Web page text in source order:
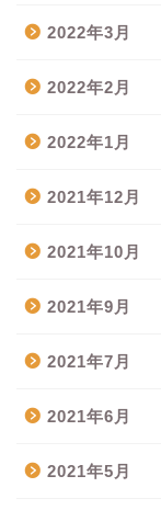
2022年3月
2022年2月
2022年1月
2021年12月
2021年10月
2021年9月
2021年7月
2021年6月
2021年5月